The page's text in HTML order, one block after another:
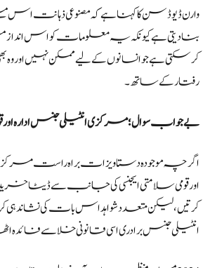
وارن ڈیوڈسن کا کہنا ہے کہ مصنوعی ذہانت اس
بنا دیتی ہے کیونکہ یہ معلومات کو اس
کر سکتی ہے جو انسانوں کے لیے ممکن نہیں
رفتار کے ساتھ۔
بے جواب سوال؛ مرکزی انٹیلی جنس ادارہ اور
اگرچہ موجودہ دستاویزات براہ راست
اور قومی سلامتی ایجنسی کی جانب سے ڈیٹا
کرتیں، لیکن متعدد شواہد اس بات کی نشاندہی
انٹیلی جنس برادری اسی قانونی خلا سے فائدہ